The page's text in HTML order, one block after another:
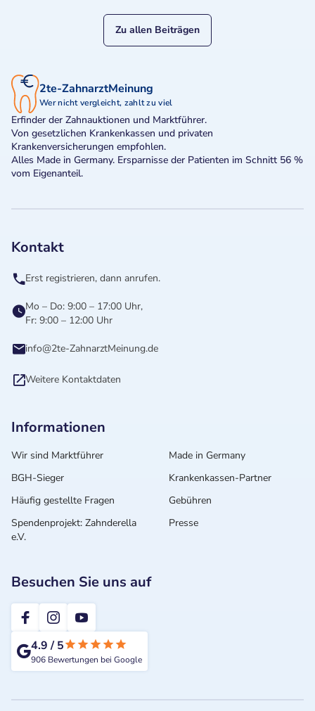
Zu allen Beiträgen
2te-ZahnarztMeinung
Wer nicht vergleicht, zahlt zu viel
Erfinder der Zahnauktionen und Marktführer.
Von gesetzlichen Krankenkassen und privaten
Krankenversicherungen empfohlen.
Alles Made in Germany. Ersparnisse der Patienten im Schnitt 56 %
vom Eigenanteil.
Kontakt
Erst registrieren, dann anrufen.
Mo – Do: 9:00 – 17:00 Uhr,
Fr: 9:00 – 12:00 Uhr
info@2te-ZahnarztMeinung.de
Weitere Kontaktdaten
Informationen
Wir sind Marktführer
Made in Germany
BGH-Sieger
Krankenkassen-Partner
Häufig gestellte Fragen
Gebühren
Spendenprojekt: Zahnderella
e.V.
Presse
Besuchen Sie uns auf
2te-ZahnarztMeinung
4.9/5
906 Bewertungen bei Google